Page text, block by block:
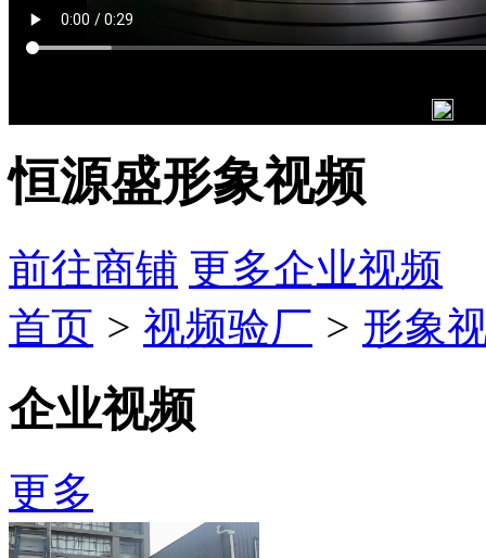
恒源盛形象视频
前往商铺 更多企业视频
首页 > 视频验厂 > 形象
企业视频
更多